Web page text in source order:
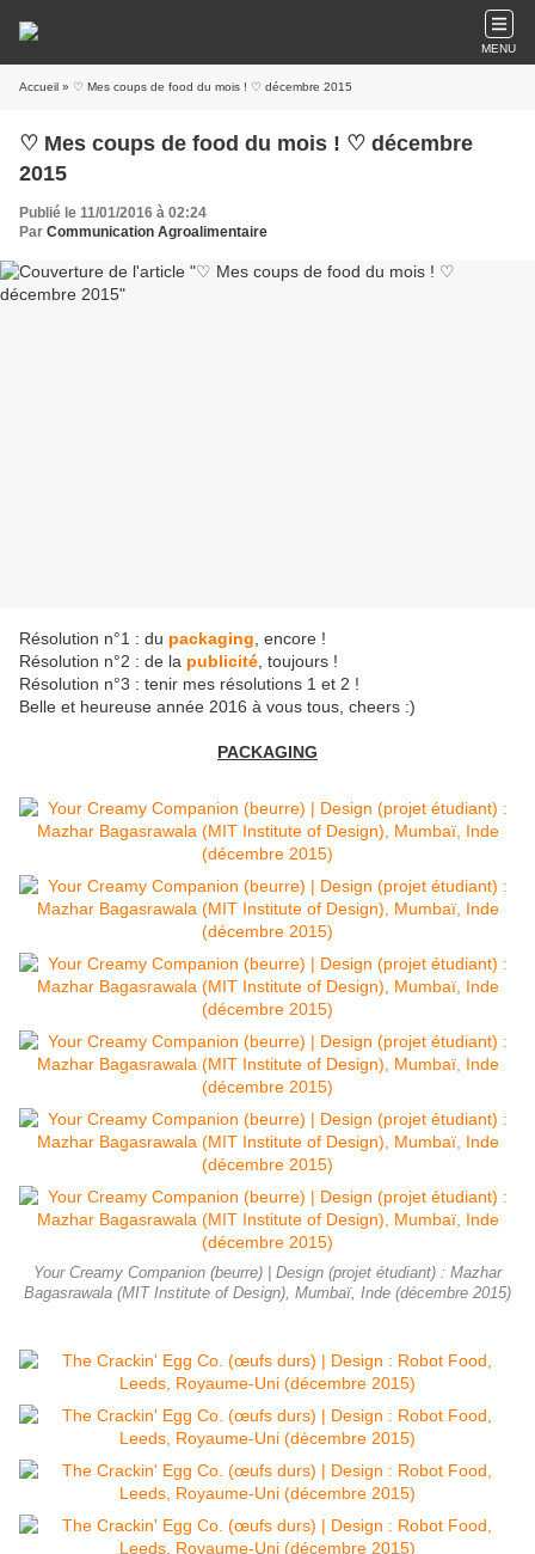
MENU
Accueil » ♡ Mes coups de food du mois ! ♡ décembre 2015
♡ Mes coups de food du mois ! ♡ décembre
2015
Publié le 11/01/2016 à 02:24
Par Communication Agroalimentaire
Résolution n°1 : du packaging , encore !
Résolution n°2 : de la publicité , toujours !
Résolution n°3 : tenir mes résolutions 1 et 2 !
Belle et heureuse année 2016 à vous tous, cheers :)
PACKAGING
Your Creamy Companion (beurre) | Design (projet étudiant) : Mazhar
Bagasrawala (MIT Institute of Design), Mumbaï, Inde (décembre 2015)